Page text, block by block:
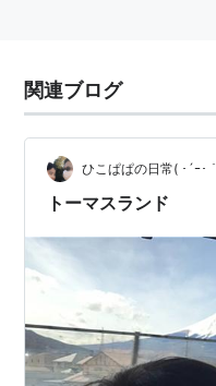
関連ブログ
ひこぱぱの日常( ･´ｰ･｀
トーマスランド